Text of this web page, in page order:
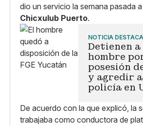
dio un servicio la semana pasada
Chicxulub Puerto.
NOTICIA
Detienen a
hombre
posesión
y agredir
policía en
De acuerdo con la que explicó, la
trabajaba como conductora de